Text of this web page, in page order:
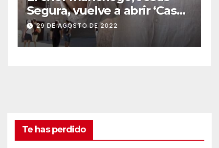
para empezar un nuevo
negocio.
22 DE SEPTIEMBRE DE 2022
Te has perdido